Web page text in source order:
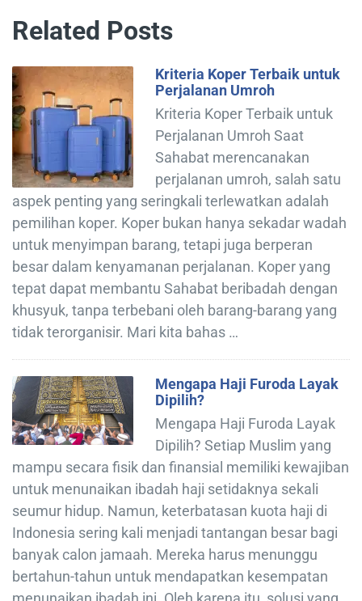
Related Posts
Kriteria Koper Terbaik untuk
Perjalanan Umroh
Kriteria Koper Terbaik untuk
Perjalanan Umroh Saat
Sahabat merencanakan
perjalanan umroh, salah satu
aspek penting yang seringkali terlewatkan adalah
pemilihan koper. Koper bukan hanya sekadar wadah
untuk menyimpan barang, tetapi juga berperan
besar dalam kenyamanan perjalanan. Koper yang
tepat dapat membantu Sahabat beribadah dengan
khusyuk, tanpa terbebani oleh barang-barang yang
tidak terorganisir. Mari kita bahas …
Mengapa Haji Furoda Layak
Dipilih?
Mengapa Haji Furoda Layak
Dipilih? Setiap Muslim yang
mampu secara fisik dan finansial memiliki kewajiban
untuk menunaikan ibadah haji setidaknya sekali
seumur hidup. Namun, keterbatasan kuota haji di
Indonesia sering kali menjadi tantangan besar bagi
banyak calon jamaah. Mereka harus menunggu
bertahun-tahun untuk mendapatkan kesempatan